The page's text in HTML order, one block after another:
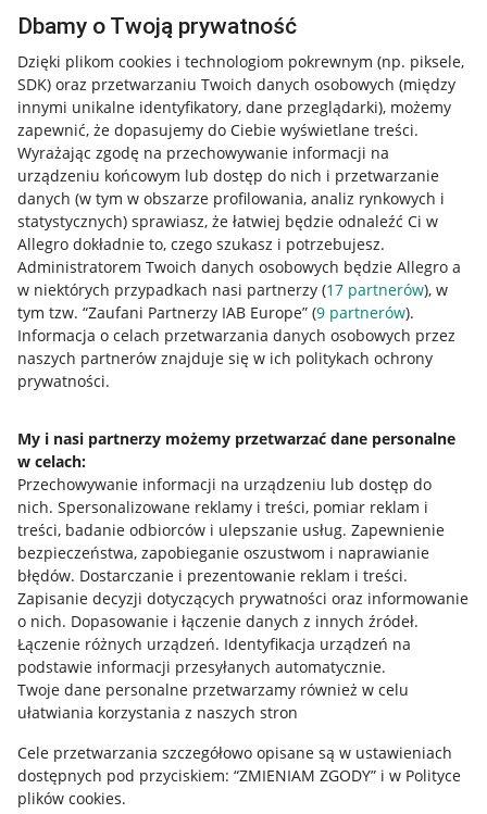
Dbamy o Twoją prywatność
Dzięki plikom cookies i technologiom pokrewnym (np. piksele,
SDK) oraz przetwarzaniu Twoich danych osobowych (między
innymi unikalne identyfikatory, dane przeglądarki), możemy
zapewnić, że dopasujemy do Ciebie wyświetlane treści.
Wyrażając zgodę na przechowywanie informacji na
urządzeniu końcowym lub dostęp do nich i przetwarzanie
danych (w tym w obszarze profilowania, analiz rynkowych i
statystycznych) sprawiasz, że łatwiej będzie odnaleźć Ci w
Allegro dokładnie to, czego szukasz i potrzebujesz.
Administratorem Twoich danych osobowych będzie Allegro a
w niektórych przypadkach nasi partnerzy (17 partnerów), w
tym tzw. “Zaufani Partnerzy IAB Europe” (9 partnerów).
Informacja o celach przetwarzania danych osobowych przez
naszych partnerów znajduje się w ich politykach ochrony
prywatności.
My i nasi partnerzy możemy przetwarzać dane personalne
w celach:
Przechowywanie informacji na urządzeniu lub dostęp do
nich. Spersonalizowane reklamy i treści, pomiar reklam i
treści, badanie odbiorców i ulepszanie usług. Zapewnienie
bezpieczeństwa, zapobieganie oszustwom i naprawianie
błędów. Dostarczanie i prezentowanie reklam i treści.
Zapisanie decyzji dotyczących prywatności oraz informowanie
o nich. Dopasowanie i łączenie danych z innych źródeł.
Łączenie różnych urządzeń. Identyfikacja urządzeń na
podstawie informacji przesyłanych automatycznie.
Twoje dane personalne przetwarzamy również w celu
ułatwiania korzystania z naszych stron
Cele przetwarzania szczegółowo opisane są w ustawieniach
dostępnych pod przyciskiem: “ZMIENIAM ZGODY” i w Polityce
plików cookies.
Przydatne informacje
Jak to działa
Allegro Gadane dla sprzedających
Allegro Gadane dla kupujących
Mapa miejscowości
Informacje prawne
Regulamin
Polityka plików "cookies"
Ustawienia plików "cookies"
Udostępnianie lokalizacji
Informacje dla Aktu o Usługach Cyfrowych